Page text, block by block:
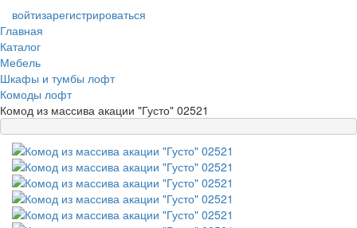
войтизарегистрироваться
Главная
Каталог
Мебель
Шкафы и тумбы лофт
Комоды лофт
Комод из массива акации "Густо" 02521